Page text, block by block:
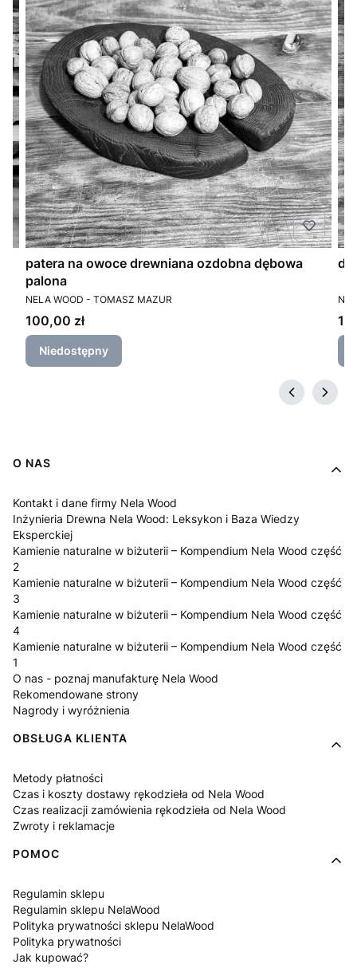
patera na owoce drewniana ozdobna dębowa
palona
PRODUCENT
NELA WOOD - TOMASZ MAZUR
Cena
100,00 zł
Niedostępny
Linki w stopce
O NAS
Kontakt i dane firmy Nela Wood
Inżynieria Drewna Nela Wood: Leksykon i Baza Wiedzy
Eksperckiej
Kamienie naturalne w biżuterii – Kompendium Nela Wood część
2
Kamienie naturalne w biżuterii – Kompendium Nela Wood część
3
Kamienie naturalne w biżuterii – Kompendium Nela Wood część
4
Kamienie naturalne w biżuterii – Kompendium Nela Wood część
1
O nas - poznaj manufakturę Nela Wood
Rekomendowane strony
Nagrody i wyróżnienia
OBSŁUGA KLIENTA
Metody płatności
Czas i koszty dostawy rękodzieła od Nela Wood
Czas realizacji zamówienia rękodzieła od Nela Wood
Zwroty i reklamacje
POMOC
Regulamin sklepu
Regulamin sklepu NelaWood
Polityka prywatności sklepu NelaWood
Polityka prywatności
Jak kupować?